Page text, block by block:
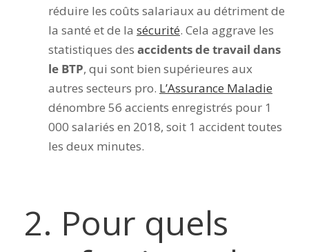
réduire les coûts salariaux au détriment de
la santé et de la sécurité. Cela aggrave les
statistiques des accidents de travail dans
le BTP, qui sont bien supérieures aux
autres secteurs pro. L’Assurance Maladie
dénombre 56 accients enregistrés pour 1
000 salariés en 2018, soit 1 accident toutes
les deux minutes.
2. Pour quels